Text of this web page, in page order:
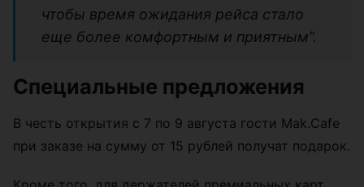
чтобы время ожидания рейса стало
еще более комфортным и приятным”.
Специальные предложения
В честь открытия с 7 по 9 августа гости Mak.Cafe
при заказе на сумму от 15 рублей получат подарок.